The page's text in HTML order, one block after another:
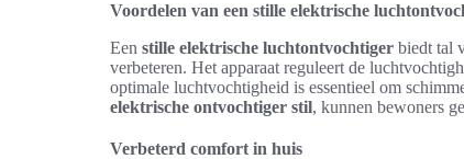
Voordelen van een stille elektrische
Een stille elektrische luchtontvochtiger biedt tal
verbeteren. Het apparaat reguleert de
optimale luchtvochtigheid is essentieel om
elektrische ontvochtiger stil, kunnen bewoners
Verbeterd comfort in huis